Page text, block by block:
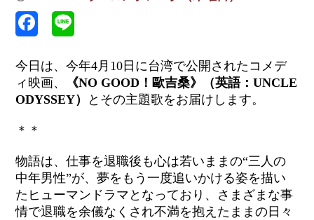
今日は、今年4月10日に台湾で公開されたコメデ
ィ映画、
《NO GOOD！歐吉桑》（英語：UNCLE
ODYSSEY）
とその主題歌をお届けします。
＊＊
物語は、仕事を退職後も心は若いままの“三人の
中年男性”が、夢をもう一度追いかける姿を描い
たヒューマンドラマとなっており、さまざまな事
情で退職を余儀なくされ不満を抱えたままの日々